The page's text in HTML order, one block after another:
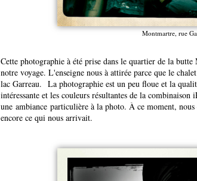
Montmartre, rue
Cette photographie à été prise dans le quartier de la
notre voyage. L'enseigne nous à attirée parce que le
lac Garreau. La photographie est un peu floue et la
intéressante et les couleurs résultantes de la combinaison
une ambiance particulière à la photo. À ce moment,
encore ce qui nous arrivait.